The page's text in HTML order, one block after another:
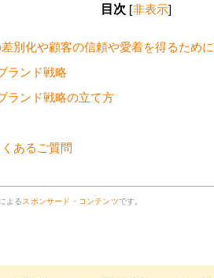
目次 [非表示]
別化や顧客の信頼や愛着を得るため
ランド戦略
ランド戦略の立て方
あるご質問
よるスポンサード・コンテンツです。